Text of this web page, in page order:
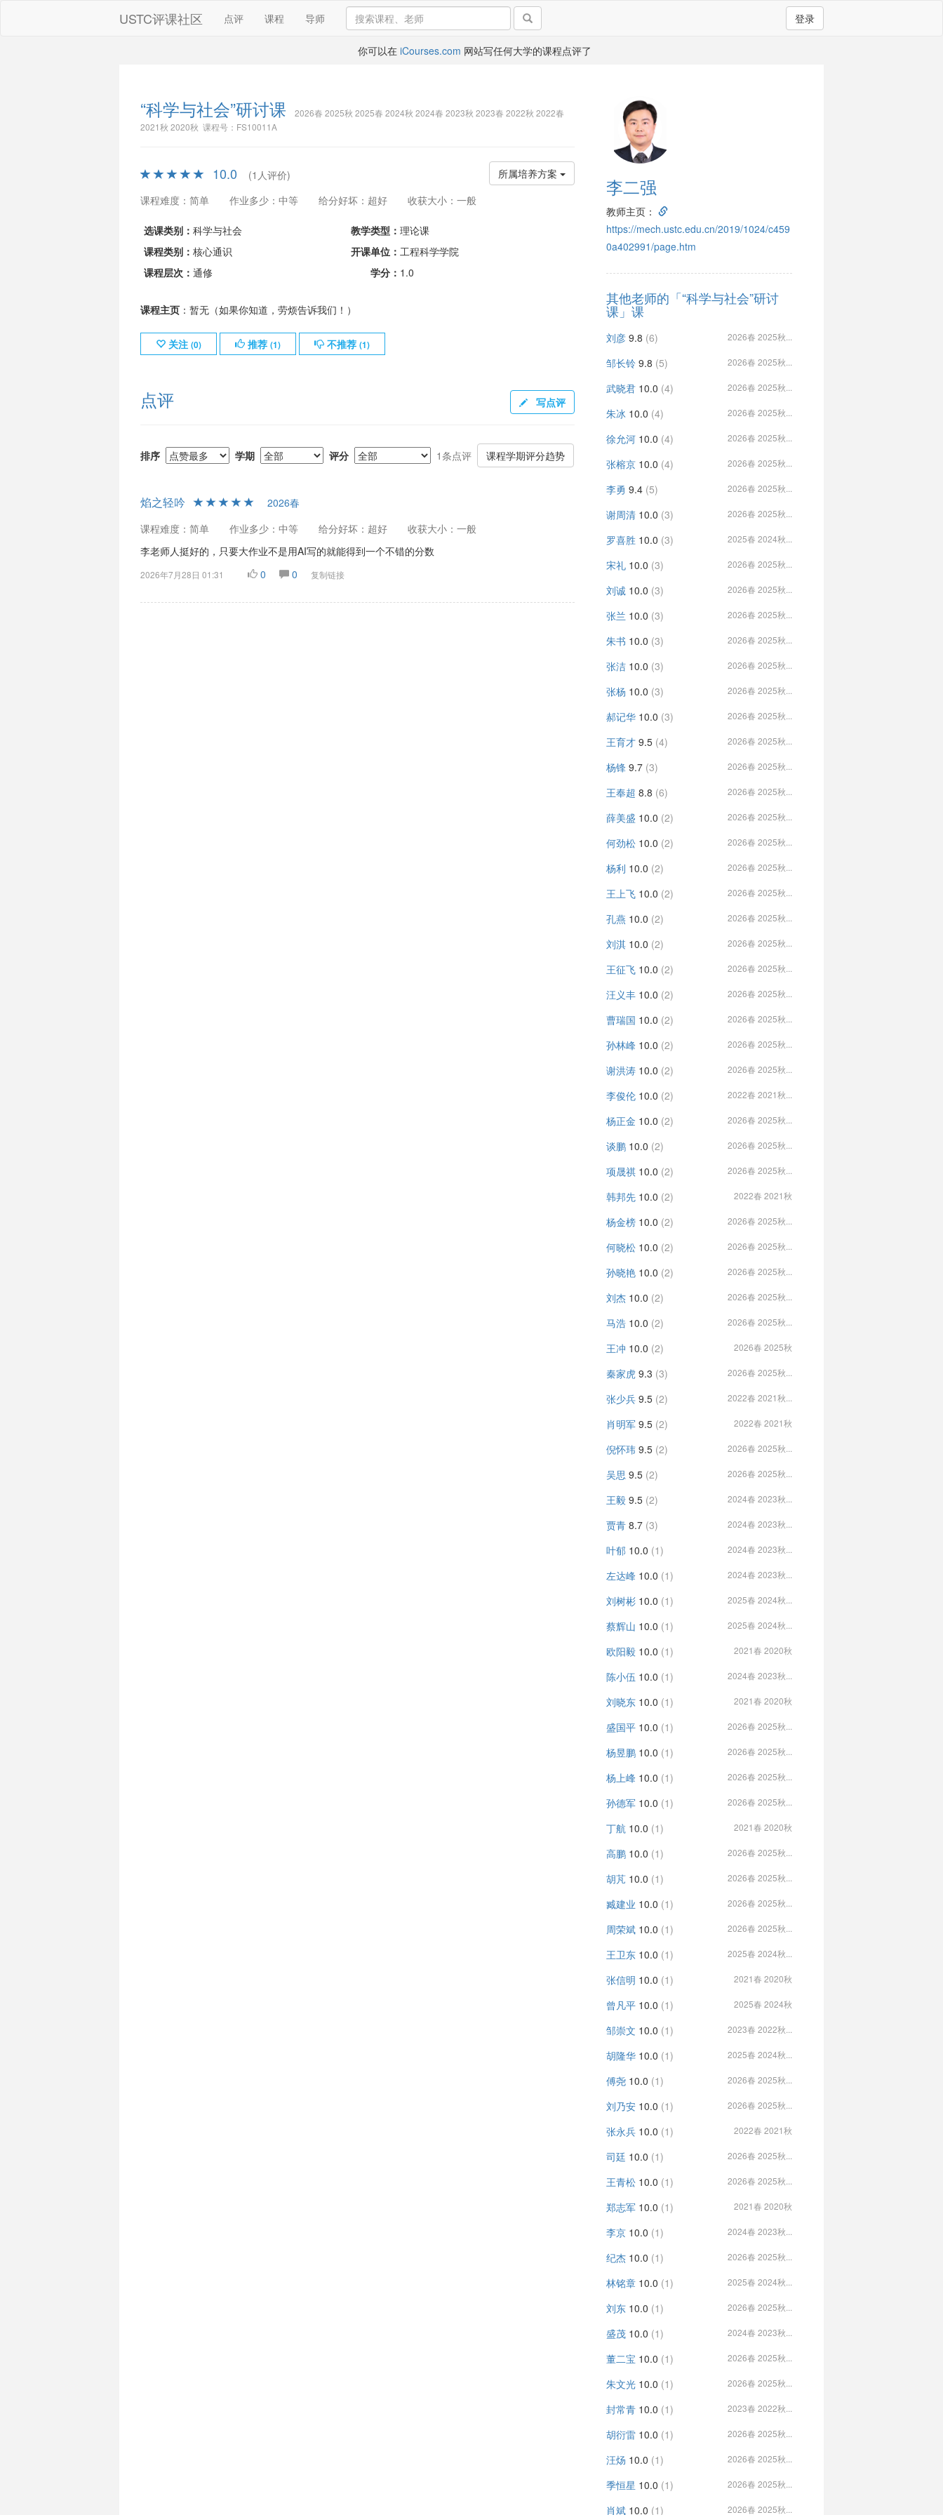
USTC评课社区 点评 课程 导师 登录
你可以在 iCourses.com 网站写任何大学的课程点评了
“科学与社会”研讨课
2026春 2025秋 2025春 2024秋 2024春 2023秋 2023春 2022秋 2022春
2021秋 2020秋 课程号：FS10011A
所属培养方案
10.0
(1人评价)
课程难度：简单
作业多少：中等 给分好坏：超好 收获大小：一般
选课类别： 科学与社会 教学类型： 理论课
课程类别： 核心通识 开课单位： 工程科学学院
课程层次： 通修 学分： 1.0
课程主页：暂无（如果你知道，劳烦告诉我们！）
关注 (0) 推荐 (1) 不推荐 (1)
点评 写点评
排序 学期 评分 1条点评 课程学期评分趋势
焰之轻吟
2026春
课程难度：简单
作业多少：中等 给分好坏：超好
收获大小：一般
李老师人挺好的，只要大作业不是用AI写的就能得到一个不错的分数
2026年7月28日 01:31 0 0 复制链接
李二强
教师主页：
https://mech.ustc.edu.cn/2019/1024/c459
0a402991/page.htm
其他老师的「“科学与社会”研讨
课」课
刘彦 9.8 (6) 2026春 2025秋...
邹长铃 9.8 (5) 2026春 2025秋...
武晓君 10.0 (4) 2026春 2025秋...
朱冰 10.0 (4) 2026春 2025秋...
徐允河 10.0 (4) 2026春 2025秋...
张榕京 10.0 (4) 2026春 2025秋...
李勇 9.4 (5) 2026春 2025秋...
谢周清 10.0 (3) 2026春 2025秋...
罗喜胜 10.0 (3) 2025春 2024秋...
宋礼 10.0 (3) 2026春 2025秋...
刘诚 10.0 (3) 2026春 2025秋...
张兰 10.0 (3) 2026春 2025秋...
朱书 10.0 (3) 2026春 2025秋...
张洁 10.0 (3) 2026春 2025秋...
张杨 10.0 (3) 2026春 2025秋...
郝记华 10.0 (3) 2026春 2025秋...
王育才 9.5 (4) 2026春 2025秋...
杨锋 9.7 (3) 2026春 2025秋...
王奉超 8.8 (6) 2026春 2025秋...
薛美盛 10.0 (2) 2026春 2025秋...
何劲松 10.0 (2) 2026春 2025秋...
杨利 10.0 (2) 2026春 2025秋...
王上飞 10.0 (2) 2026春 2025秋...
孔燕 10.0 (2) 2026春 2025秋...
刘淇 10.0 (2) 2026春 2025秋...
王征飞 10.0 (2) 2026春 2025秋...
汪义丰 10.0 (2) 2026春 2025秋...
曹瑞国 10.0 (2) 2026春 2025秋...
孙林峰 10.0 (2) 2026春 2025秋...
谢洪涛 10.0 (2) 2026春 2025秋...
李俊伦 10.0 (2) 2022春 2021秋...
杨正金 10.0 (2) 2026春 2025秋...
谈鹏 10.0 (2) 2026春 2025秋...
项晟祺 10.0 (2) 2026春 2025秋...
韩邦先 10.0 (2) 2022春 2021秋
杨金榜 10.0 (2) 2026春 2025秋...
何晓松 10.0 (2) 2026春 2025秋...
孙晓艳 10.0 (2) 2026春 2025秋...
刘杰 10.0 (2) 2026春 2025秋...
马浩 10.0 (2) 2026春 2025秋...
王冲 10.0 (2) 2026春 2025秋
秦家虎 9.3 (3) 2026春 2025秋...
张少兵 9.5 (2) 2022春 2021秋...
肖明军 9.5 (2) 2022春 2021秋
倪怀玮 9.5 (2) 2026春 2025秋...
吴思 9.5 (2) 2026春 2025秋...
王毅 9.5 (2) 2024春 2023秋...
贾青 8.7 (3) 2024春 2023秋...
叶郁 10.0 (1) 2024春 2023秋...
左达峰 10.0 (1) 2024春 2023秋...
刘树彬 10.0 (1) 2025春 2024秋...
蔡辉山 10.0 (1) 2025春 2024秋...
欧阳毅 10.0 (1) 2021春 2020秋
陈小伍 10.0 (1) 2024春 2023秋...
刘晓东 10.0 (1) 2021春 2020秋
盛国平 10.0 (1) 2026春 2025秋...
杨昱鹏 10.0 (1) 2026春 2025秋...
杨上峰 10.0 (1) 2026春 2025秋...
孙德军 10.0 (1) 2026春 2025秋...
丁航 10.0 (1) 2021春 2020秋
高鹏 10.0 (1) 2026春 2025秋...
胡芃 10.0 (1) 2026春 2025秋...
臧建业 10.0 (1) 2026春 2025秋...
周荣斌 10.0 (1) 2026春 2025秋...
王卫东 10.0 (1) 2025春 2024秋...
张信明 10.0 (1) 2021春 2020秋
曾凡平 10.0 (1) 2025春 2024秋
邹崇文 10.0 (1) 2023春 2022秋...
胡隆华 10.0 (1) 2025春 2024秋...
傅尧 10.0 (1) 2026春 2025秋...
刘乃安 10.0 (1) 2026春 2025秋...
张永兵 10.0 (1) 2022春 2021秋
司廷 10.0 (1) 2026春 2025秋...
王青松 10.0 (1) 2026春 2025秋...
郑志军 10.0 (1) 2021春 2020秋
李京 10.0 (1) 2024春 2023秋...
纪杰 10.0 (1) 2026春 2025秋...
林铭章 10.0 (1) 2025春 2024秋...
刘东 10.0 (1) 2026春 2025秋...
盛茂 10.0 (1) 2024春 2023秋...
董二宝 10.0 (1) 2026春 2025秋...
朱文光 10.0 (1) 2026春 2025秋...
封常青 10.0 (1) 2023春 2022秋...
胡衍雷 10.0 (1) 2026春 2025秋...
汪炀 10.0 (1) 2026春 2025秋...
季恒星 10.0 (1) 2026春 2025秋...
肖斌 10.0 (1) 2026春 2025秋...